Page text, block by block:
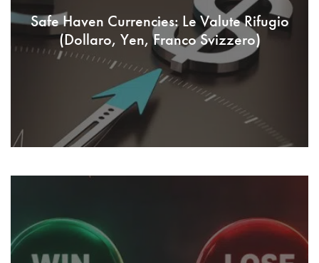
Safe Haven Currencies: Le Valute Rifugio
(Dollaro, Yen, Franco Svizzero)